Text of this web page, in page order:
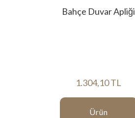
Bahçe Duvar Apliği
1.304,10 TL
Ürün